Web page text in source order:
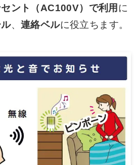
ント（AC100V）で利用 に
、 連絡ベルに役立ちます。